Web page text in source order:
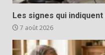
Les signes qui
7 août 2026